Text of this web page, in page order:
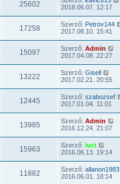
25602
2018.06.07. 12:17
17258 Szerző: Petrov144
2017.08.10. 15:41
15097 Szerző: Admin
2017.04.08. 22:27
13222 Szerző: Gisell
2017.02.21. 20:55
12445 Szerző: szabozsef
2017.01.04. 11:01
13985 Szerző: Admin
2016.12.24. 21:07
15963 Szerző: luci
2016.06.13. 19:14
11882 Szerző: allanon1983
2016.06.01. 18:14